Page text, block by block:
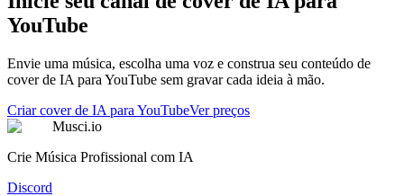
YouTube
Envie uma música, escolha uma voz e construa seu conteúdo de
cover de IA para YouTube sem gravar cada ideia à mão.
Criar cover de IA para YouTubeVer preços
Musci.io
Crie Música Profissional com IA
Discord